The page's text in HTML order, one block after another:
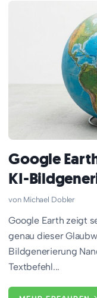
Google
KI-
Michael Dobler
Google Earth zeigt
genau dieser
Bildgenerierung
Textbefehl...